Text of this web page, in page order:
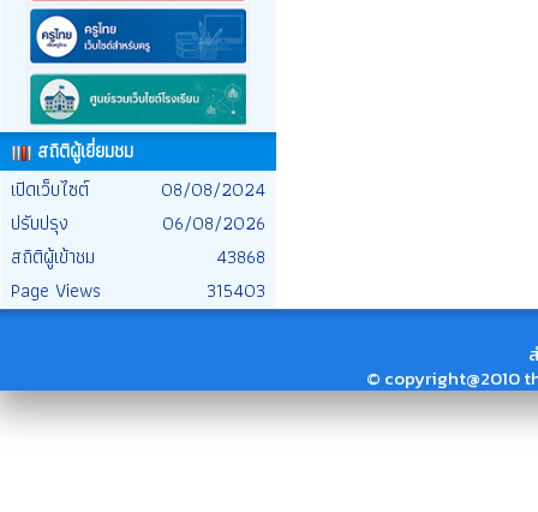
สถิติผู้เยี่ยมชม
เปิดเว็บไซต์
08/08/2024
ปรับปรุง
06/08/2026
สถิติผู้เข้าชม
43868
Page Views
315403
© copyright@2010